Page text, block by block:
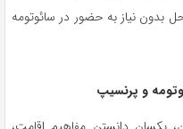
بدون نیاز به حضور در سائوتومه
و پرنسیپ